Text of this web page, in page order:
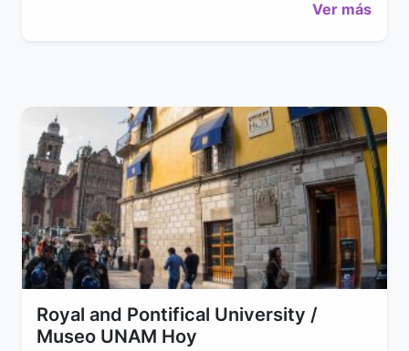
Ver más
Royal and Pontifical University /
Museo UNAM Hoy